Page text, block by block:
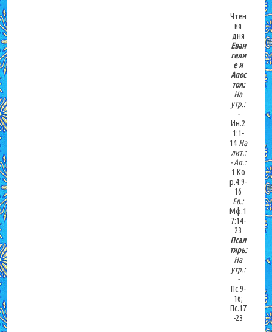
Чтен
ия
дня
Еван
гели
е и
Апос
тол:
На
утр.:
-
Ин.2
1:1-
14На
лит.:
-Ап.:
1 Ко
р.4:9-
16
Ев.:
Мф.1
7:14-
23
Псал
тирь:
На
утр.:
-
Пс.9-
16;
Пс.17
-23